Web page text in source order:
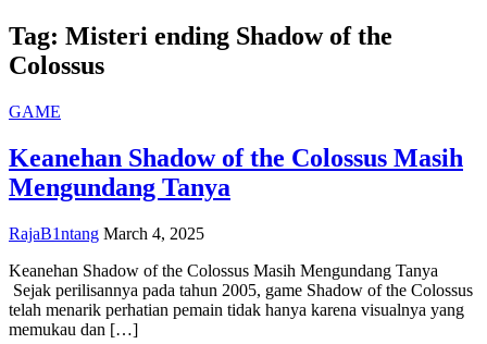
Tag: Misteri ending Shadow of the
Colossus
GAME
Keanehan Shadow of the Colossus Masih
Mengundang Tanya
on
Shadow
of
the
Colossus
RajaB1ntang March 4, 2025
Keanehan Shadow of the Colossus Masih Mengundang Tanya
Sejak perilisannya pada tahun 2005, game Shadow of the Colossus
telah menarik perhatian pemain tidak hanya karena visualnya yang
memukau dan […]